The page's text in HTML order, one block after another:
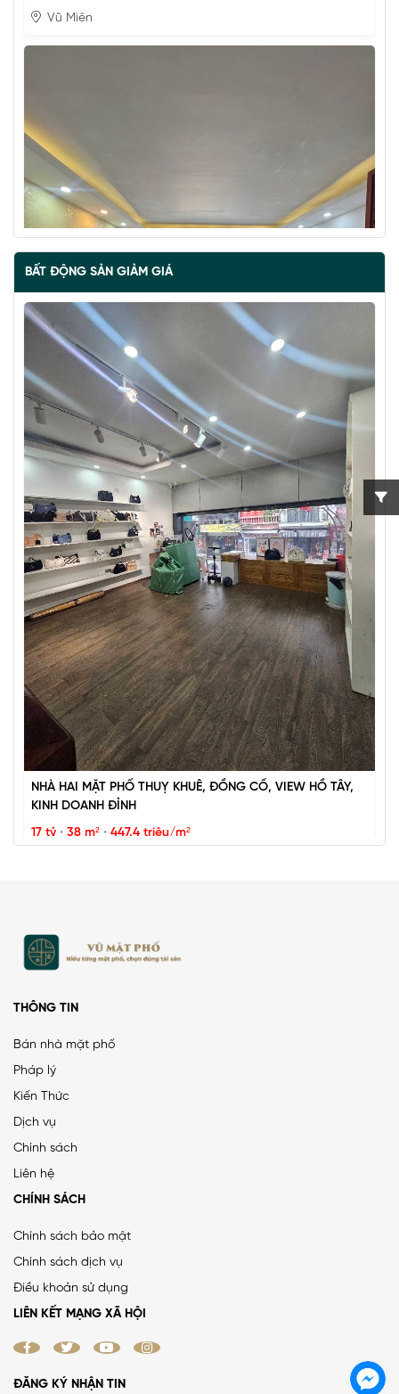
Vũ Miên
BÁN ĐẢO VŨ MIÊN, SIÊU PHẨM MẶT HỒ TÂY, 2 THOÁNG,
NHÀ DÂN XÂY
67 tỷ•57 m²•1.2 tỷ/m²
Vũ Miên
PHÂN LÔ LẠC TRUNG 2 Ô TÔ DỪNG ĐỖ, VỈA HÈ, DÂN XÂY
BẤT ĐỘNG SẢN GIẢM GIÁ
NHÀ HAI MẶT PHỐ THUỴ KHUÊ, ĐỒNG CỔ, VIEW HỒ TÂY,
KINH DOANH ĐỈNH
17 tỷ • 38 m² • 447.4 triệu/m²
MẶT ĐƯỜNG VÀNH ĐAI 1, LÔ GÓC, MẶT TIỀN 8.8M, ĐƯỜNG
•
La Thành
THÔNG TIN
Bán nhà mặt phố
Pháp lý
Kiến Thức
Dịch vụ
Chính sách
Liên hệ
CHÍNH SÁCH
Chính sách bảo mật
Chính sách dịch vụ
Điều khoản sử dụng
LIÊN KẾT MẠNG XÃ HỘI
ĐĂNG KÝ NHẬN TIN